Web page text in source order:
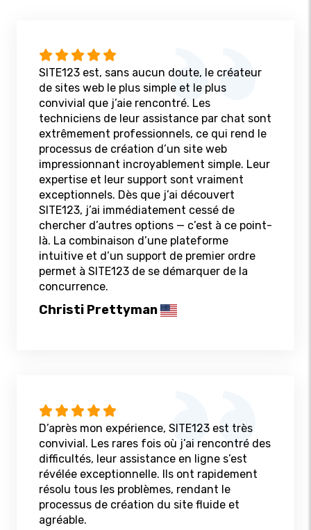
SITE123 est, sans aucun doute, le créateur
de sites web le plus simple et le plus
convivial que j’aie rencontré. Les
techniciens de leur assistance par chat sont
extrêmement professionnels, ce qui rend le
processus de création d’un site web
impressionnant incroyablement simple. Leur
expertise et leur support sont vraiment
exceptionnels. Dès que j’ai découvert
SITE123, j’ai immédiatement cessé de
chercher d’autres options — c’est à ce point-
là. La combinaison d’une plateforme
intuitive et d’un support de premier ordre
permet à SITE123 de se démarquer de la
concurrence.
Christi Prettyman
D’après mon expérience, SITE123 est très
convivial. Les rares fois où j’ai rencontré des
difficultés, leur assistance en ligne s’est
révélée exceptionnelle. Ils ont rapidement
résolu tous les problèmes, rendant le
processus de création du site fluide et
agréable.